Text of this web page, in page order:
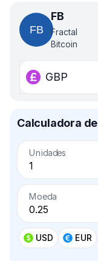
FB
Fractal
Bitcoin
GBP
Calculadora de
Unidades
Moeda
USD EUR